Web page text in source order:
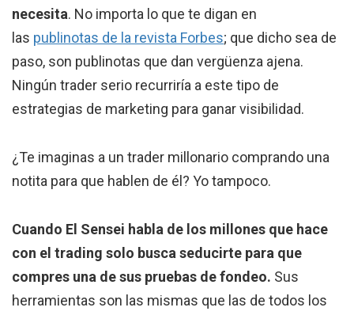
necesita. No importa lo que te digan en
las publinotas de la revista Forbes; que dicho sea de
paso, son publinotas que dan vergüenza ajena.
Ningún trader serio recurriría a este tipo de
estrategias de marketing para ganar visibilidad.
¿Te imaginas a un trader millonario comprando una
notita para que hablen de él? Yo tampoco.
Cuando El Sensei habla de los millones que hace
con el trading solo busca seducirte para que
compres una de sus pruebas de fondeo. Sus
herramientas son las mismas que las de todos los